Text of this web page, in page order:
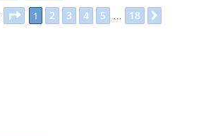
Сторінка1 з18
1 2 3 4 5 18